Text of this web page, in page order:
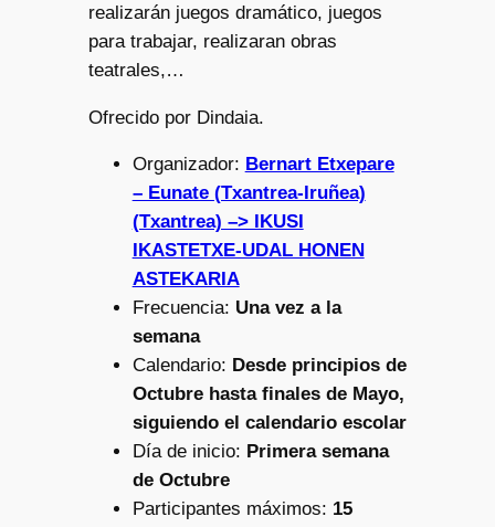
realizarán juegos dramático, juegos
para trabajar, realizaran obras
teatrales,…
Ofrecido por Dindaia.
Organizador: Bernart Etxepare
– Eunate (Txantrea-Iruñea)
(Txantrea) –> IKUSI
IKASTETXE-UDAL HONEN
ASTEKARIA
Frecuencia: Una vez a la
semana
Calendario: Desde principios de
Octubre hasta finales de Mayo,
siguiendo el calendario escolar
Día de inicio: Primera semana
de Octubre
Participantes máximos: 15